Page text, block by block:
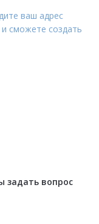
ваш адрес
сможете создать
задать вопрос